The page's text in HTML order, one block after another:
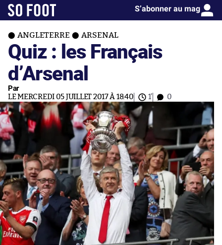
S’abonner au mag
ANGLETERRE ARSENAL
Quiz : les Français
d’Arsenal
Par
LE MERCREDI 05 JUILLET 2017 À 18:40 1' 0